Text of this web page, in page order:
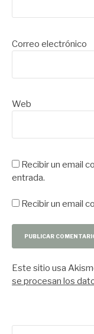
Correo electrónico
Web
Recibir un email
entrada.
Recibir un email
Este sitio usa
se procesan los